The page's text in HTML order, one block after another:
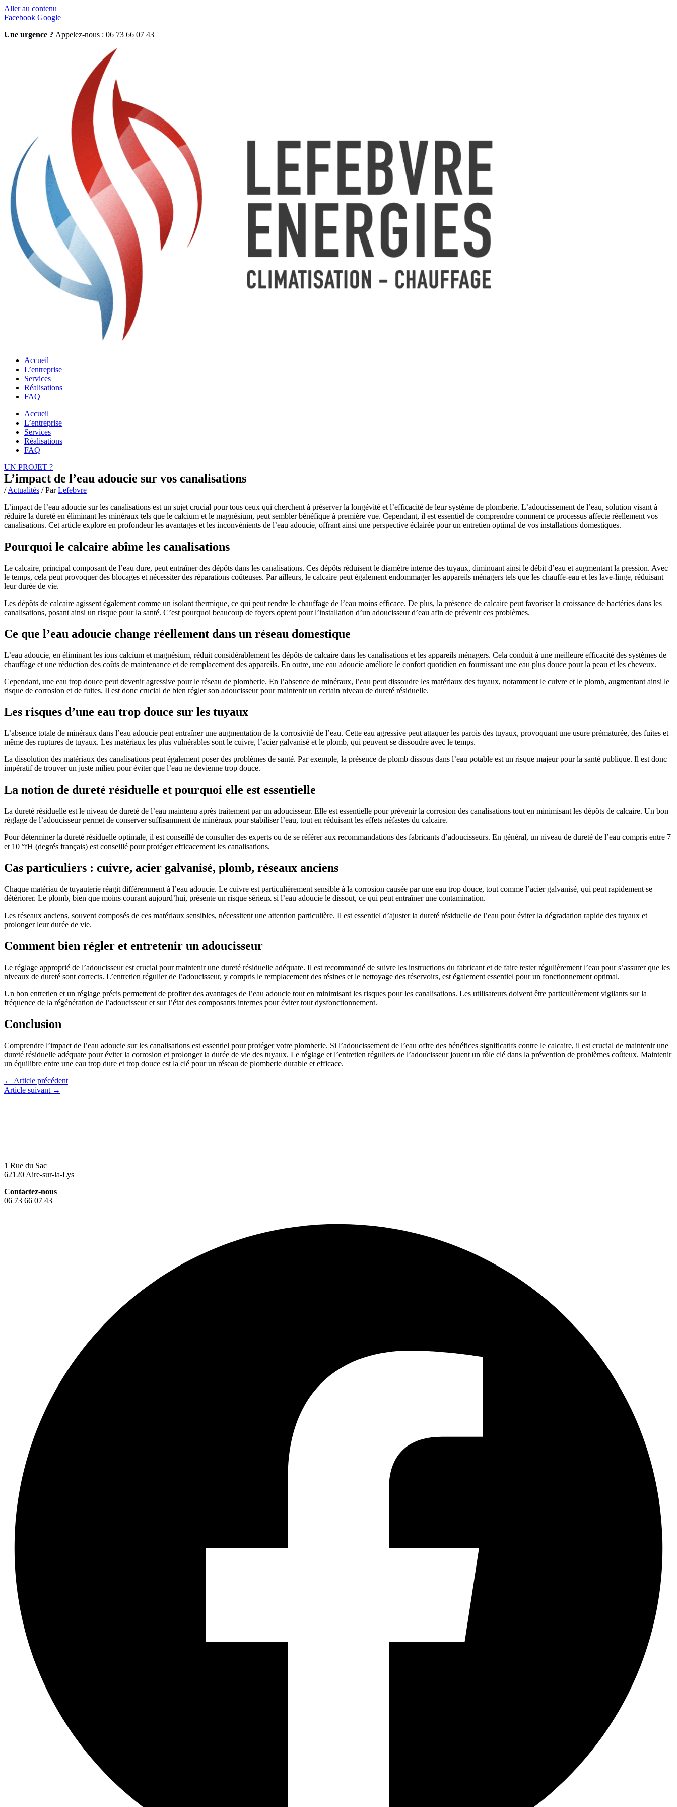
Aller au contenu
Facebook Google
Une urgence ? Appelez-nous : 06 73 66 07 43
Accueil
L’entreprise
Services
Réalisations
FAQ
Accueil
L’entreprise
Services
Réalisations
FAQ
UN PROJET ?
L’impact de l’eau adoucie sur vos canalisations
/Actualités / ParLefebvre
L’impact de l’eau adoucie sur les canalisations est un sujet crucial pour tous ceux qui cherchent à préserver la longévité et l’efficacité de leur système de plomberie. L’adoucissement de l’eau, solution visant à
réduire la dureté en éliminant les minéraux tels que le calcium et le magnésium, peut sembler bénéfique à première vue. Cependant, il est essentiel de comprendre comment ce processus affecte réellement vos
canalisations. Cet article explore en profondeur les avantages et les inconvénients de l’eau adoucie, offrant ainsi une perspective éclairée pour un entretien optimal de vos installations domestiques.
Pourquoi le calcaire abîme les canalisations
Le calcaire, principal composant de l’eau dure, peut entraîner des dépôts dans les canalisations. Ces dépôts réduisent le diamètre interne des tuyaux, diminuant ainsi le débit d’eau et augmentant la pression. Avec
le temps, cela peut provoquer des blocages et nécessiter des réparations coûteuses. Par ailleurs, le calcaire peut également endommager les appareils ménagers tels que les chauffe-eau et les lave-linge, réduisant
leur durée de vie.
Les dépôts de calcaire agissent également comme un isolant thermique, ce qui peut rendre le chauffage de l’eau moins efficace. De plus, la présence de calcaire peut favoriser la croissance de bactéries dans les
canalisations, posant ainsi un risque pour la santé. C’est pourquoi beaucoup de foyers optent pour l’installation d’un adoucisseur d’eau afin de prévenir ces problèmes.
Ce que l’eau adoucie change réellement dans un réseau domestique
L’eau adoucie, en éliminant les ions calcium et magnésium, réduit considérablement les dépôts de calcaire dans les canalisations et les appareils ménagers. Cela conduit à une meilleure efficacité des systèmes de
chauffage et une réduction des coûts de maintenance et de remplacement des appareils. En outre, une eau adoucie améliore le confort quotidien en fournissant une eau plus douce pour la peau et les cheveux.
Cependant, une eau trop douce peut devenir agressive pour le réseau de plomberie. En l’absence de minéraux, l’eau peut dissoudre les matériaux des tuyaux, notamment le cuivre et le plomb, augmentant ainsi le
risque de corrosion et de fuites. Il est donc crucial de bien régler son adoucisseur pour maintenir un certain niveau de dureté résiduelle.
Les risques d’une eau trop douce sur les tuyaux
L’absence totale de minéraux dans l’eau adoucie peut entraîner une augmentation de la corrosivité de l’eau. Cette eau agressive peut attaquer les parois des tuyaux, provoquant une usure prématurée, des fuites et
même des ruptures de tuyaux. Les matériaux les plus vulnérables sont le cuivre, l’acier galvanisé et le plomb, qui peuvent se dissoudre avec le temps.
La dissolution des matériaux des canalisations peut également poser des problèmes de santé. Par exemple, la présence de plomb dissous dans l’eau potable est un risque majeur pour la santé publique. Il est donc
impératif de trouver un juste milieu pour éviter que l’eau ne devienne trop douce.
La notion de dureté résiduelle et pourquoi elle est essentielle
La dureté résiduelle est le niveau de dureté de l’eau maintenu après traitement par un adoucisseur. Elle est essentielle pour prévenir la corrosion des canalisations tout en minimisant les dépôts de calcaire. Un bon
réglage de l’adoucisseur permet de conserver suffisamment de minéraux pour stabiliser l’eau, tout en réduisant les effets néfastes du calcaire.
Pour déterminer la dureté résiduelle optimale, il est conseillé de consulter des experts ou de se référer aux recommandations des fabricants d’adoucisseurs. En général, un niveau de dureté de l’eau compris entre 7
et 10 °fH (degrés français) est conseillé pour protéger efficacement les canalisations.
Cas particuliers : cuivre, acier galvanisé, plomb, réseaux anciens
Chaque matériau de tuyauterie réagit différemment à l’eau adoucie. Le cuivre est particulièrement sensible à la corrosion causée par une eau trop douce, tout comme l’acier galvanisé, qui peut rapidement se
détériorer. Le plomb, bien que moins courant aujourd’hui, présente un risque sérieux si l’eau adoucie le dissout, ce qui peut entraîner une contamination.
Les réseaux anciens, souvent composés de ces matériaux sensibles, nécessitent une attention particulière. Il est essentiel d’ajuster la dureté résiduelle de l’eau pour éviter la dégradation rapide des tuyaux et
prolonger leur durée de vie.
Comment bien régler et entretenir un adoucisseur
Le réglage approprié de l’adoucisseur est crucial pour maintenir une dureté résiduelle adéquate. Il est recommandé de suivre les instructions du fabricant et de faire tester régulièrement l’eau pour s’assurer que les
niveaux de dureté sont corrects. L’entretien régulier de l’adoucisseur, y compris le remplacement des résines et le nettoyage des réservoirs, est également essentiel pour un fonctionnement optimal.
Un bon entretien et un réglage précis permettent de profiter des avantages de l’eau adoucie tout en minimisant les risques pour les canalisations. Les utilisateurs doivent être particulièrement vigilants sur la
fréquence de la régénération de l’adoucisseur et sur l’état des composants internes pour éviter tout dysfonctionnement.
Conclusion
Comprendre l’impact de l’eau adoucie sur les canalisations est essentiel pour protéger votre plomberie. Si l’adoucissement de l’eau offre des bénéfices significatifs contre le calcaire, il est crucial de maintenir une
dureté résiduelle adéquate pour éviter la corrosion et prolonger la durée de vie des tuyaux. Le réglage et l’entretien réguliers de l’adoucisseur jouent un rôle clé dans la prévention de problèmes coûteux. Maintenir
un équilibre entre une eau trop dure et trop douce est la clé pour un réseau de plomberie durable et efficace.
← Article précédent
Article suivant →
1 Rue du Sac
62120 Aire-sur-la-Lys
Contactez-nous
06 73 66 07 43